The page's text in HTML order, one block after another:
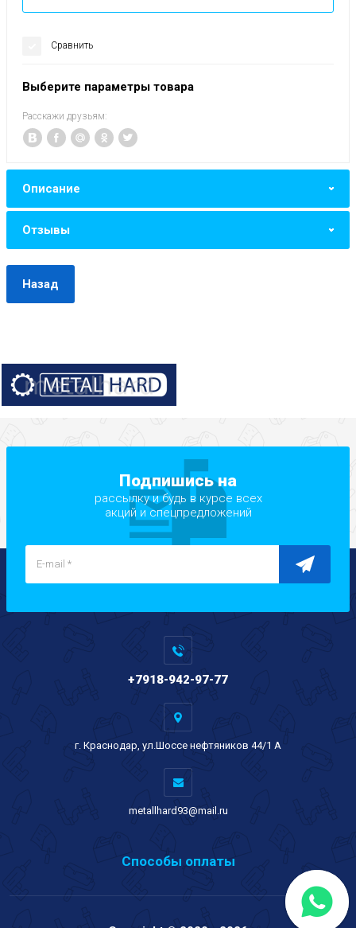
Сравнить
Выберите параметры товара
Расскажи друзьям:
Описание
Отзывы
Назад
Подпишись на
рассылку и будь в курсе всех
акций и спецпредложений
+7918-942-97-77
г. Краснодар, ул.Шоссе нефтяников 44/1 А
metallhard93@mail.ru
Способы оплаты